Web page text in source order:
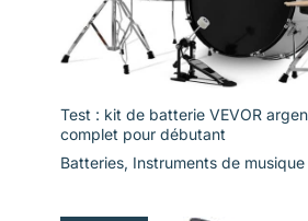
Test : kit de batterie VEVOR
complet pour débutant
Batteries, Instruments de musique